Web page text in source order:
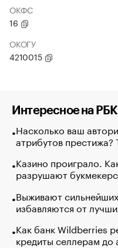
ОКФС
16
ОКОГУ
4210015
Интересное на РБК
Насколько ваш
атрибутов престижа?
Казино проиграло.
разрушают
Выживают
избавляются от
Как банк Wildberries
кредиты селлерам до